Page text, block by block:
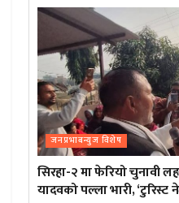
जनप्रभाबन्युज विशेष
सिरहा-२ मा फेरियो चुनावी
यादवको पल्ला भारी, ‘टुरिस्ट